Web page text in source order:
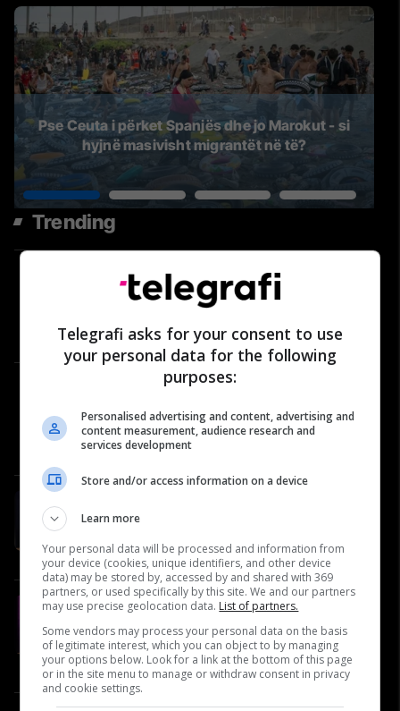
Pse Ceuta i përket Spanjës dhe jo Marokut - si
hyjnë masivisht migrantët në të?
Trending
Çfarë po ndodh në LDK? Berim
Ramosaj për Abdixhikun dhe
#39
Përballje
Historia që nuk duhet harruar:
Roli i “Nënës Terezë” në vitet
’90 dhe gjatë luftës | Përballje
#40
Përballje
Naser Salihu, oftalmolog
Video
#19 Ejup Maqedonci flet për
Ushtrinë e Kosovës, NATO-n dhe
reagimet nga Serbia
Video
Telegrafi asks for your consent to use
your personal data for the following
purposes:
Personalised advertising and content, advertising and
content measurement, audience research and
services development
Store and/or access information on a device
Learn more
Your personal data will be processed and information from
your device (cookies, unique identifiers, and other device
data) may be stored by, accessed by and shared with 369
partners, or used specifically by this site. We and our partners
may use precise geolocation data. List of partners.
Some vendors may process your personal data on the basis
of legitimate interest, which you can object to by managing
your options below. Look for a link at the bottom of this page
or in the site menu to manage or withdraw consent in privacy
and cookie settings.